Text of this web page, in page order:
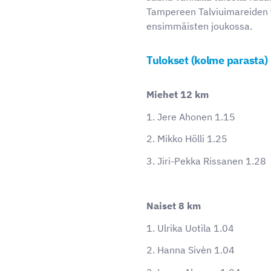
Tampereen
ensimmäisten joukossa.
Tulokset (kolme parasta)
Miehet 12 km
1. Jere Ahonen 1.15
2. Mikko Hölli 1.25
3. Jiri-Pekka Rissanen 1.28
Naiset 8 km
1. Ulrika Uotila 1.04
2. Hanna Sivèn 1.04